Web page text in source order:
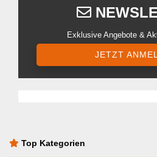
Exklusive Angebote &
JETZT
Top Kategorien